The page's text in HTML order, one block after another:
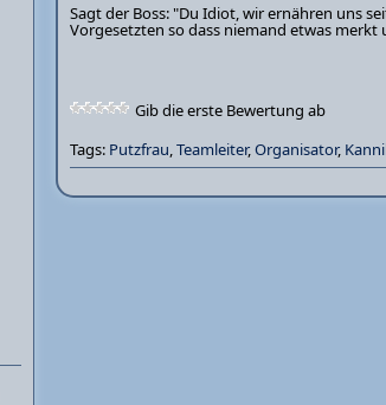
Sagt der Boss: "Du Idiot, wir ernähren uns
Vorgesetzten so dass niemand etwas merkt
Gib die erste Bewertung ab
Tags: Putzfrau,Teamleiter,Organisator,